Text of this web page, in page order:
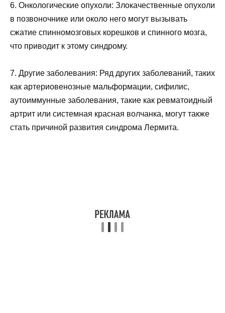
6. Онкологические опухоли: Злокачественные опухоли
в позвоночнике или около него могут вызывать
сжатие спинномозговых корешков и спинного мозга,
что приводит к этому синдрому.
7. Другие заболевания: Ряд других заболеваний, таких
как артериовенозные мальформации, сифилис,
аутоиммунные заболевания, такие как ревматоидный
артрит или системная красная волчанка, могут также
стать причиной развития синдрома Лермита.